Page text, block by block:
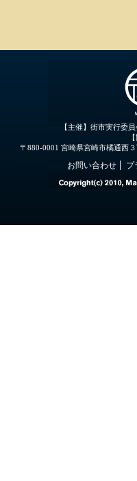
【主催】街市実行委
〒880-0001 宮崎県宮崎市橘通西
お問い合わせ プ